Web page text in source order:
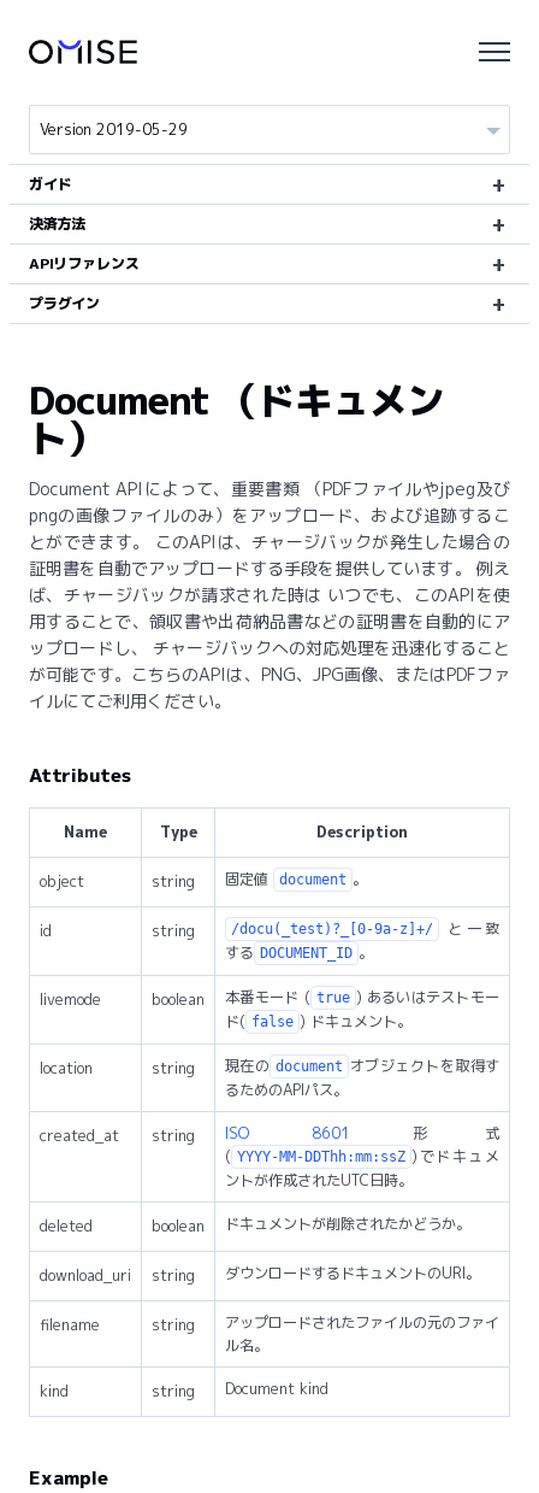
ガイド
決済方法
APIリファレンス
プラグイン
Document （ドキュメン
ト）
Document APIによって、重要書類 （PDFファイルやjpeg及び
pngの画像ファイルのみ）をアップロード、および追跡するこ
とができます。 このAPIは、チャージバックが発生した場合の
証明書を自動でアップロードする手段を提供しています。 例え
ば、チャージバックが請求された時は いつでも、このAPIを使
用することで、領収書や出荷納品書などの証明書を自動的にア
ップロードし、 チャージバックへの対応処理を迅速化すること
が可能です。こちらのAPIは、PNG、JPG画像、またはPDFファ
イルにてご利用ください。
Attributes
Name Type Description
object string 固定値 document 。
id string /docu(_test)?_[0-9a-z]+/
と一致
する DOCUMENT_ID 。
livemode boolean 本番モード ( true ) あるいはテストモー
ド( false ) ドキュメント。
location string 現在の document オブジェクトを取得す
るためのAPIパス。
created_at string ISO 8601
形式
( YYYY-MM-DDThh:mm:ssZ )でドキュメ
ントが作成されたUTC日時。
deleted boolean ドキュメントが削除されたかどうか。
download_uri string ダウンロードするドキュメントのURI。
filename string
アップロードされたファイルの元のファイ
ル名。
kind string Document kind
Example